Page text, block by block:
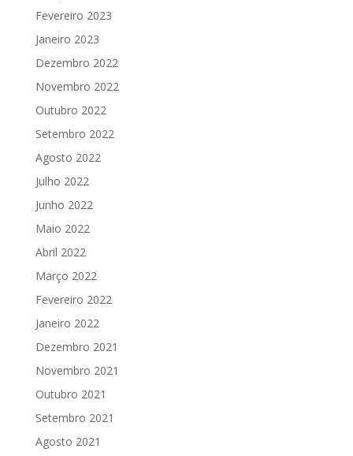
Fevereiro 2023
Janeiro 2023
Dezembro 2022
Novembro 2022
Outubro 2022
Setembro 2022
Agosto 2022
Julho 2022
Junho 2022
Maio 2022
Abril 2022
Março 2022
Fevereiro 2022
Janeiro 2022
Dezembro 2021
Novembro 2021
Outubro 2021
Setembro 2021
Agosto 2021